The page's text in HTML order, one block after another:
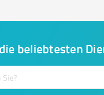
beliebtesten